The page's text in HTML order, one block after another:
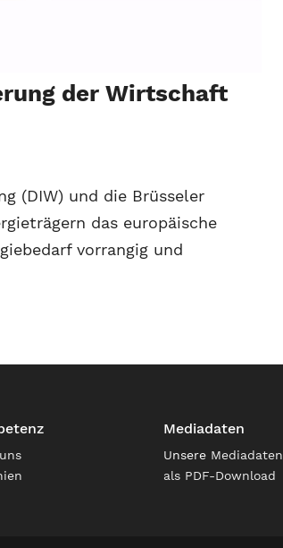
der Wirtschaft
(DIW) und die Brüsseler
das europäische
vorrangig und
Mediadaten
Unsere Mediadaten
als PDF-Download